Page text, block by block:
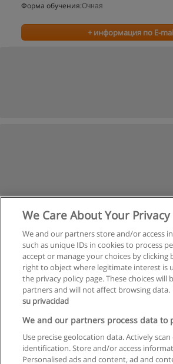
Форма обучения:Очная
+ информация по E-
Правила пользования
Конфиденциальность
Напишите Educaedu
We Care About Your Privacy
We and our partners store and/or access
such as unique IDs in cookies to process
accept or manage your choices by clicking
right to object where legitimate interest is
the privacy policy page. These choices will
partners and will not affect browsing data.
su privacidad
We and our partners process data to
Use precise geolocation data. Actively
identification. Store and/or access
Personalised ads and content, ad and